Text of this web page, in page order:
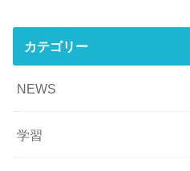
カテゴリー
NEWS
学習